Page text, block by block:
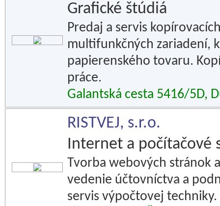
Grafické štúdiá
Predaj a servis
multifunkčných zariadení,
papierenského tovaru.
práce.
Galantská cesta 5416/5D,
RISTVEJ, s.r.o.
Internet a počítačové
Tvorba webových stránok
vedenie účtovníctva a
servis výpočtovej